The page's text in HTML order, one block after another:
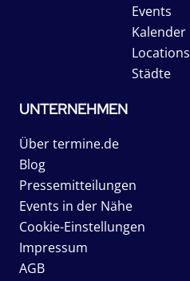
Events
Kalender
Locations
Städte
UNTERNEHMEN
Über termine.de
Blog
Pressemitteilungen
Events in der Nähe
Cookie-Einstellungen
Impressum
AGB